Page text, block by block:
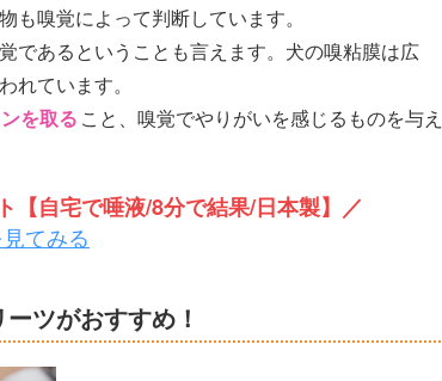
嗅覚によって判断しています。
であるということも言えます。犬の嗅粘膜は広
れています。
を取る こと、嗅覚でやりがいを感じるものを与え
【自宅で唾液/8分で結果/日本製】／
てみる
ツがおすすめ！